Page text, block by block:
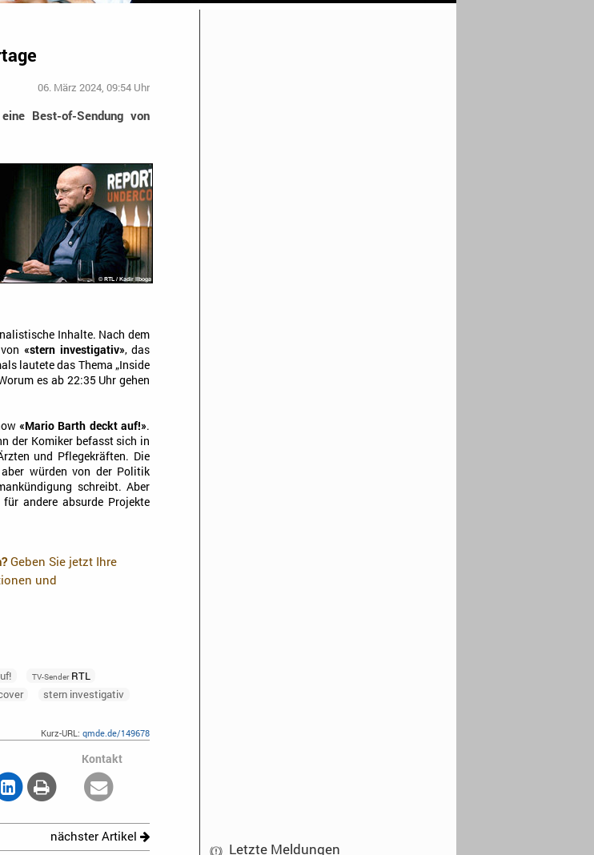
06. März 2024, 09:54 Uhr
Best-of-Sendung von
Inhalte. Nach dem
von«stern investigativ», das
lautete das Thema „Inside
es ab 22:35 Uhr gehen
«Mario Barth deckt auf!».
der Komiker befasst sich in
und Pflegekräften. Die
würden von der Politik
schreibt. Aber
andere absurde Projekte
Geben Sie jetzt Ihre
und
TV-SenderRTL
stern investigativ
Kurz-URL:qmde.de/149678
Kontakt
nächster Artikel
Letzte Meldungen